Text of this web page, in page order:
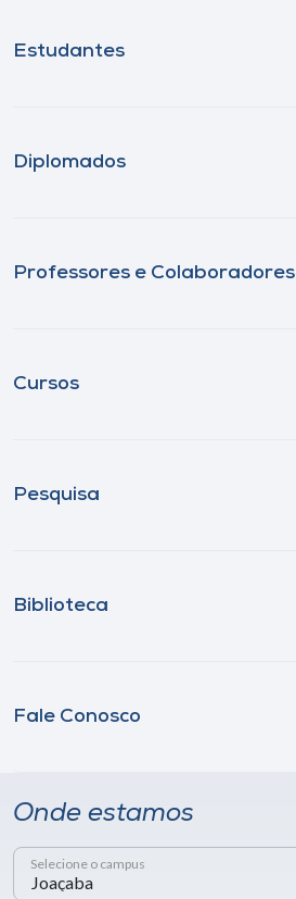
Estudantes
Diplomados
Professores e Colaboradores
Cursos
Pesquisa
Biblioteca
Fale Conosco
Onde estamos
Selecione o campus